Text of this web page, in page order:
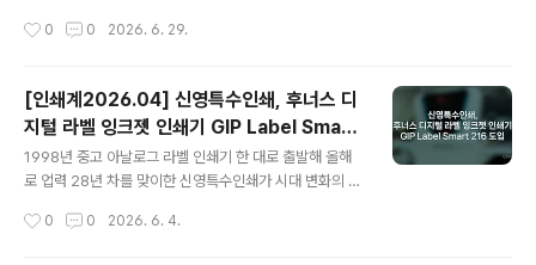
는 대규모 설비들이다.이 외에도 공장용 미우라 보..
장 김윤중/www.spiic.or.kr)이 지난 6월 11일부터 15일
외에서 열린 경영자세미나로, 장기 침체와 구조적 어려움
을 겪고 있는 인쇄업계가 새로운 활로를 모색하고 조합원
간 화합을 다지기 위해 마련됐다.올해 세미나의 주제는 ‘인
쇄산업의 해외진출을 말하다’로, 인쇄산업의 AI 전환 대응,
정보교류 등을 중심으로 진행됐다.김윤중 이사장은 개회사
0 0 2026. 6. 29.
[인쇄계2026.04] 신영특수인쇄, 후너스 디
지털 라벨 잉크젯 인쇄기 GIP Label Smart
216 도입
1998년 중고 아날로그 라벨 인쇄기 한 대로 출발해 올해
로 업력 28년 차를 맞이한 신영특수인쇄가 시대 변화의 트
디지털 토너 장비 도입에 이어, 최근 ㈜후너스홀딩스의 디
0 0 2026. 6. 4.